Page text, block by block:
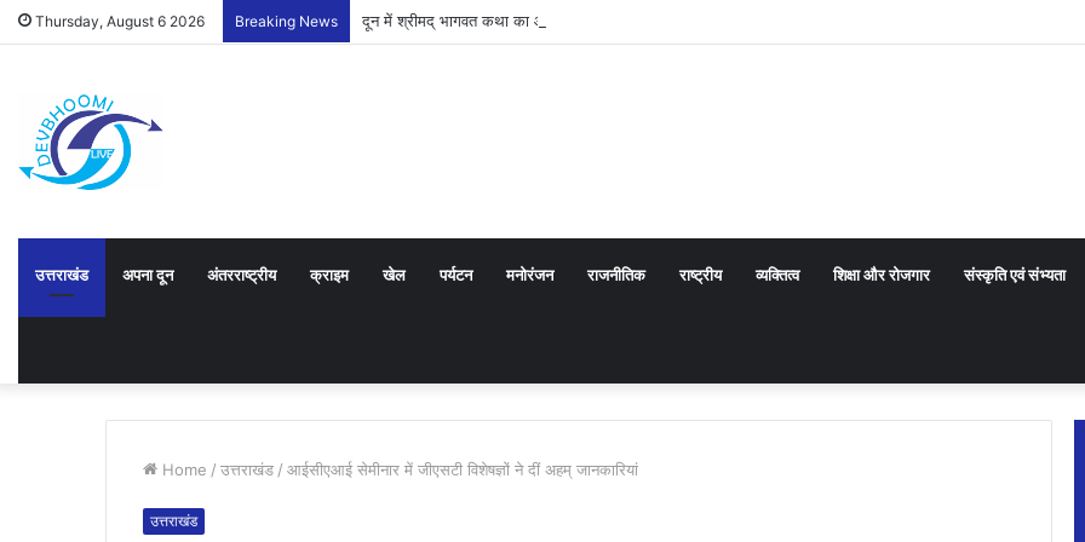
Thursday, August 6 2026 Breaking News दून में श्रीमद् भागवत कथा का आयोजन 13 से
उत्तराखंड अपना दून अंतरराष्ट्रीय क्राइम खेल पर्यटन मनोरंजन राजनीतिक राष्ट्रीय व्यक्तित्व शिक्षा और रोजगार संस्कृति एवं संभ्यता
Home / उत्तराखंड / आईसीएआई सेमीनार में जीएसटी विशेषज्ञों ने दीं अहम् जानकारियां
उत्तराखंड